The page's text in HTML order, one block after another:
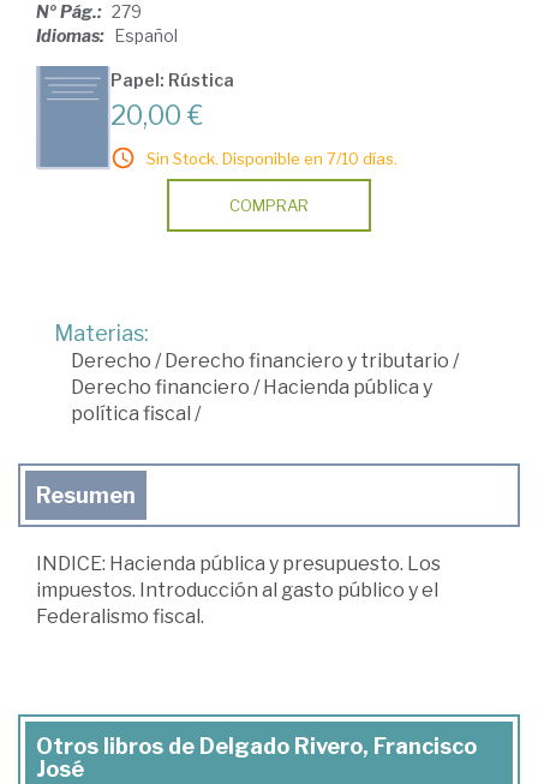
Nº Pág.: 279
Idiomas: Español
Papel: Rústica
20,00 €
Sin Stock. Disponible en 7/10 días.
COMPRAR
Materias:
Derecho / Derecho financiero y tributario /
Derecho financiero / Hacienda pública y
política fiscal /
Resumen
INDICE: Hacienda pública y presupuesto. Los
impuestos. Introducción al gasto público y el
Federalismo fiscal.
Otros libros de Delgado Rivero, Francisco
José